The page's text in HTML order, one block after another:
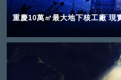
重慶10萬㎡最大地下核工廠 現